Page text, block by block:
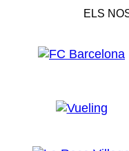
ELS